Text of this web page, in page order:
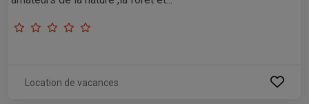
Location de vacances